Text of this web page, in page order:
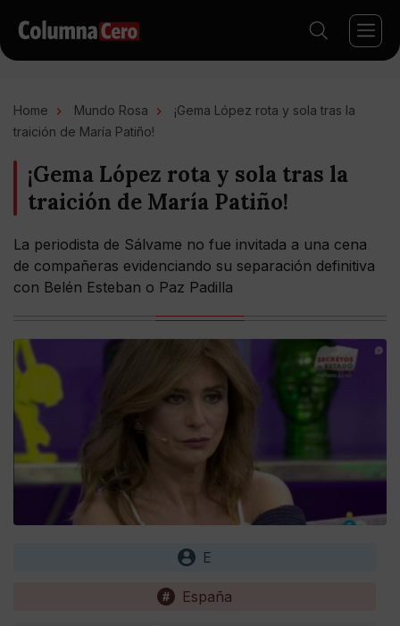
Home Mundo Rosa
¡Gema López rota y sola tras la
traición de María Patiño!
¡Gema López rota y sola tras la
traición de María Patiño!
La periodista de Sálvame no fue invitada a una cena
de compañeras evidenciando su separación definitiva
con Belén Esteban o Paz Padilla
E
España